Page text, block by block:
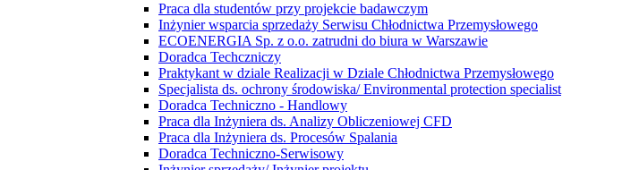
Praca dla studentów przy projekcie badawczym
Inżynier wsparcia sprzedaży Serwisu Chłodnictwa Przemysłowego
ECOENERGIA Sp. z o.o. zatrudni do biura w Warszawie
Doradca Techczniczy
Praktykant w dziale Realizacji w Dziale Chłodnictwa Przemysłowego
Specjalista ds. ochrony środowiska/ Environmental protection specialist
Doradca Techniczno - Handlowy
Praca dla Inżyniera ds. Analizy Obliczeniowej CFD
Praca dla Inżyniera ds. Procesów Spalania
Doradca Techniczno-Serwisowy